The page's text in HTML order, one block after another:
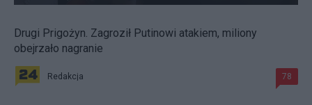
Drugi Prigożyn. Zagroził Putinowi atakiem, miliony
obejrzało nagranie
Redakcja 78